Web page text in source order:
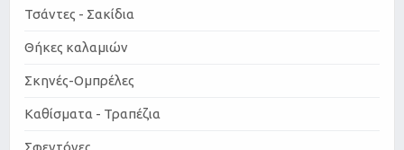
Τσάντες - Σακίδια
Θήκες καλαμιών
Σκηνές-Ομπρέλες
Καθίσματα - Τραπέζια
Σφεντόνες